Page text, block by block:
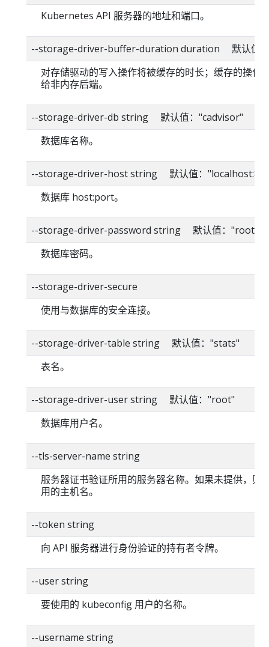
Kubernetes API 服务器的地址和端口。
--storage-driver-buffer-duration duration 默认值
对存储驱动的写入操作将被缓存的时长；缓存的操作
给非内存后端。
--storage-driver-db string 默认值："cadvisor"
数据库名称。
--storage-driver-host string 默认值：
数据库 host:port。
--storage-driver-password string 默认值："root"
数据库密码。
--storage-driver-secure
使用与数据库的安全连接。
--storage-driver-table string 默认值："stats"
表名。
--storage-driver-user string 默认值："root"
数据库用户名。
--tls-server-name string
服务器证书验证所用的服务器名称。如果未提供，则
用的主机名。
--token string
向 API 服务器进行身份验证的持有者令牌。
--user string
要使用的 kubeconfig 用户的名称。
--username string